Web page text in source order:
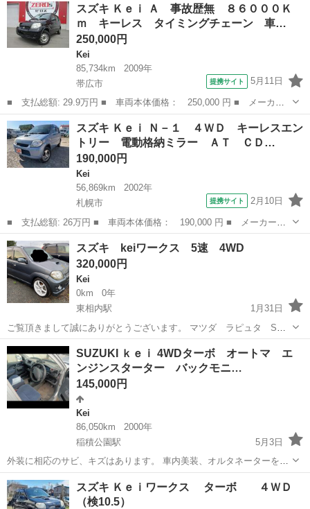
ＷＤ キーレスエントリー ＡＴ ＡＢＳ 衝突安全ボディ エアコ
ン パワーステア...
スズキ Ｋｅｉ Ａ 事故歴無 ８６０００Ｋ
ｍ キーレス タイミングチェーン 車…
250,000円
Kei
85,734km
2009年
帯広市
提携サイト 5月11日
■ 支払総額: 29.9万円 ■ 車両本体価格： 250,000 円 ■ メーカー
名： スズキ ■ 車種名： Ｋｅｉ ■ グレード名： Ａ 事故歴
無 ８６０００Ｋｍ キーレス タイミングチェーン 車検（２年）
付 ■ 排気量...
北海道 帯広市 Kei
スズキ Ｋｅｉ Ｎ－１ ４ＷＤ キーレスエン
トリー 電動格納ミラー ＡＴ ＣＤ…
190,000円
Kei
56,869km
2002年
札幌市
提携サイト 2月10日
■ 支払総額: 26万円 ■ 車両本体価格： 190,000 円 ■ メーカー
名： スズキ ■ 車種名： Ｋｅｉ ■ グレード名： Ｎ－１ ４Ｗ
Ｄ キーレスエントリー 電動格納ミラー ＡＴ ＣＤ アルミホイ
ール 衝突安全ボ...
北海道 札幌市 Kei
スズキ keiワークス 5速 4WD
320,000円
Kei
0km
0年
東相内駅
1月31日
ご覧頂きまして誠にありがとうございます。 マツダ ラピュタ Sタ
ーボですが、只今keiワークス仕様にしています。 5MT 4WD です。 純
正黒レカロ、社外マフラー、エアクリーナー、車高調、ラテラルロッ
ド、前後スリット...
北海道 北見市 ワークス
SUZUKI ｋｅｉ 4WDターボ オートマ エ
ンジンスターター バックモニ…
145,000円
Kei
86,050km
2000年
稲積公園駅
5月3日
外装に相応のサビ、キズはあります。 車内美装、オルタネーターを交
換して納車します。 ＡＴ カーナビ イクリプス AVN110 エンジンス
ターター 型式 GF-HN11S エンジン型式 F6A 札幌管区内の方の名義
変更は...
北海道 札幌市 稲積公園駅 Kei SUZUKI
スズキ Ｋｅｉワークス ターボ ４ＷＤ
（検10.5）